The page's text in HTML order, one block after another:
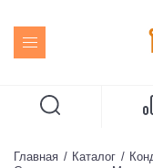
Главная Каталог